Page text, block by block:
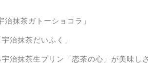
抹茶ガトーショコラ」
治抹茶だいふく」
治抹茶生プリン「恋茶の心」が美味しさ